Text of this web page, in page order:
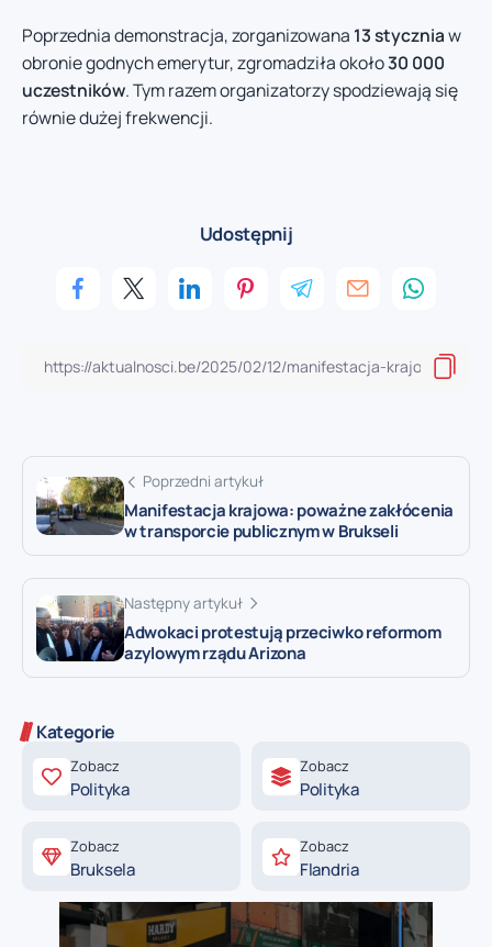
Poprzednia demonstracja, zorganizowana 13 styczniaw
obronie godnych emerytur, zgromadziła około30 000
uczestników. Tym razem organizatorzy spodziewają się
równie dużej frekwencji.
Udostępnij
Poprzedni artykuł
Manifestacja krajowa: poważne zakłócenia
w transporcie publicznym w Brukseli
Następny artykuł
Adwokaci protestują przeciwko reformom
azylowym rządu Arizona
Kategorie
Zobacz
Polityka
Zobacz
Polityka
Zobacz
Bruksela
Zobacz
Flandria